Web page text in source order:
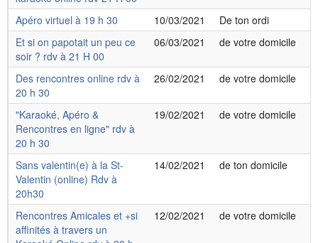
Apéro virtuel à 19 h 30 10/03/2021
De ton ordi
Et si on papotait un peu ce
soir ? rdv à 21 H 00
06/03/2021 de votre domicile
Des rencontres online rdv à
20 h 30
26/02/2021 de votre domicile
"Karaoké, Apéro &
Rencontres en ligne" rdv à
20 h 30
19/02/2021 de votre domicile
Sans valentin(e) à la St-
Valentin (online) Rdv à
20h30
14/02/2021 de ton domicile
Rencontres Amicales et +si
affinités à travers un
12/02/2021 de votre domicile